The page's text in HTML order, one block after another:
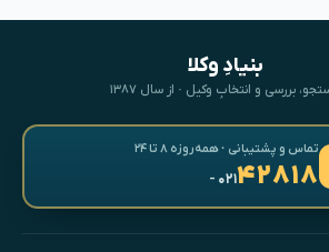
بنیادِ وکلا
بررسی و انتخابِ وکیل · از سال ۱۳۸۷
تماس و پشتیبانی · همه‌روزه ۸ تا ۲۴
۴۲۸۱۸- ۰۲۱